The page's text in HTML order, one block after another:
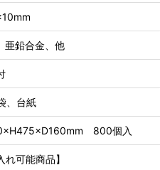
亜鉛合金、他
、台紙
800個入
れ可能商品】